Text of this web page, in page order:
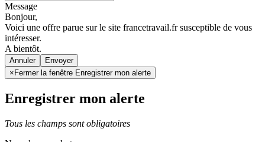
Message
Bonjour,
Voici une offre parue sur le site francetravail.fr susceptible de vous
intéresser.
A bientôt.
Annuler
× Fermer la fenêtre Enregistrer mon alerte
Enregistrer mon alerte
Tous les champs sont obligatoires